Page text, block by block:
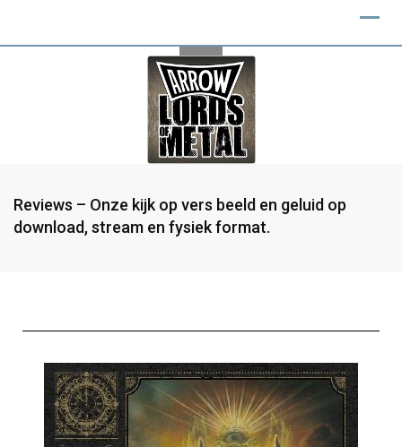
Reviews – Onze kijk op vers beeld en geluid op
download, stream en fysiek format.